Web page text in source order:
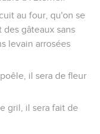
au four, qu'on se
gâteaux sans
levain arrosées
il sera de fleur
gril, il sera fait de